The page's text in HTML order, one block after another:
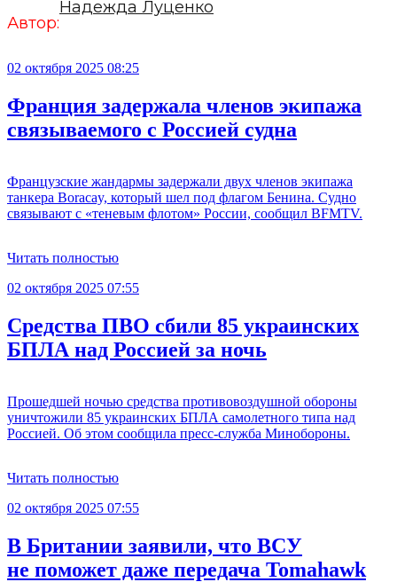
Автор:
Надежда Луценко
02 октября 2025 08:25
Франция задержала членов экипажа
связываемого с Россией судна
Французские жандармы задержали двух членов экипажа
танкера Boracay, который шел под флагом Бенина. Судно
связывают с «теневым флотом» России, сообщил BFMTV.
Читать полностью
02 октября 2025 07:55
Средства ПВО сбили 85 украинских
БПЛА над Россией за ночь
Прошедшей ночью средства противовоздушной обороны
уничтожили 85 украинских БПЛА самолетного типа над
Россией. Об этом сообщила пресс-служба Минобороны.
Читать полностью
02 октября 2025 07:55
В Британии заявили, что ВСУ
не поможет даже передача Tomahawk